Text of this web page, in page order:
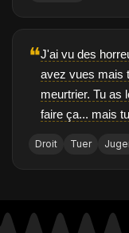
❝J'ai vu des
avez vues mais
meurtrier. Tu as
faire ça... mais
Droit Tuer